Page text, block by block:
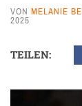
VON MELANIE
2025
TEILEN: